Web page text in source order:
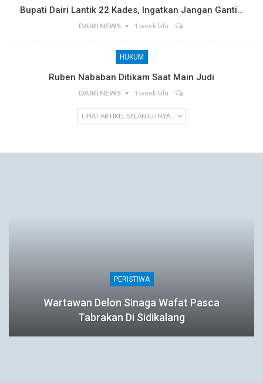
Bupati Dairi Lantik 22 Kades, Ingatkan Jangan Ganti…
DAIRI NEWS 1 week lalu
HUKUM
Ruben Nababan Ditikam Saat Main Judi
DAIRI NEWS 1 week lalu
LIHAT ARTIKEL SELANJUTNYA ...
PERISTIWA
Wartawan Delon Sinaga Wafat Pasca
Tabrakan Di Sidikalang